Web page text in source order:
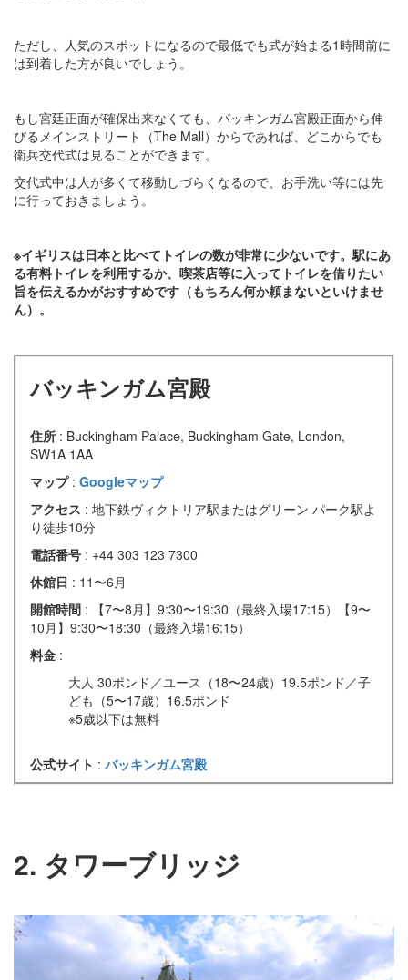
ただし、人気のスポットになるので最低でも式が始まる1時間前に
は到着した方が良いでしょう。
もし宮廷正面が確保出来なくても、バッキンガム宮殿正面から伸
びるメインストリート（The Mall）からであれば、どこからでも
衛兵交代式は見ることができます。
交代式中は人が多くて移動しづらくなるので、お手洗い等には先
に行っておきましょう。
※イギリスは日本と比べてトイレの数が非常に少ないです。駅にあ
る有料トイレを利用するか、喫茶店等に入ってトイレを借りたい
旨を伝えるかがおすすめです（もちろん何か頼まないといけませ
ん）。
バッキンガム宮殿
住所 : Buckingham Palace, Buckingham Gate, London,
SW1A 1AA
マップ : Googleマップ
アクセス : 地下鉄ヴィクトリア駅またはグリーン パーク駅よ
り徒歩10分
電話番号 : +44 303 123 7300
休館日 : 11〜6月
開館時間 : 【7〜8月】9:30〜19:30（最終入場17:15）【9〜
10月】9:30〜18:30（最終入場16:15）
料金 :
大人 30ポンド／ユース（18〜24歳）19.5ポンド／子
ども（5〜17歳）16.5ポンド
※5歳以下は無料
公式サイト : バッキンガム宮殿
2. タワーブリッジ